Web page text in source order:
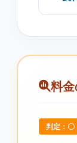
料
判定：〇